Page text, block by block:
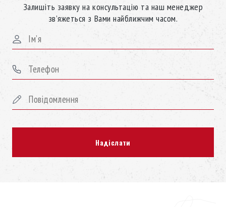
Залишіть заявку на консультацію та наш менеджер
зв’яжеться з Вами найближчим часом.